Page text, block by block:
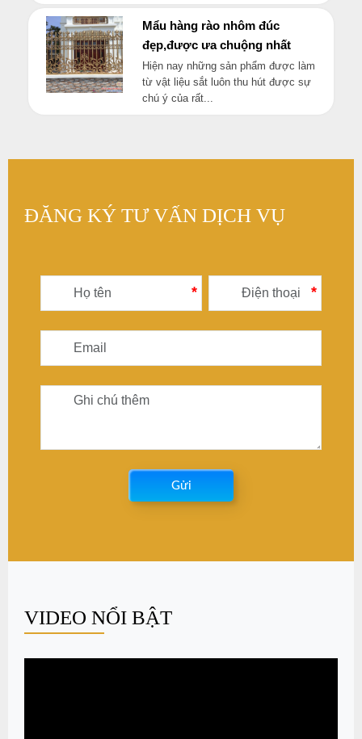
Mẩu hàng rào nhôm đúc
đẹp,được ưa chuộng nhất
Hiện nay những sản phẩm được làm
từ vật liệu sắt luôn thu hút được sự
chú ý của rất...
ĐĂNG KÝ TƯ VẤN DỊCH VỤ
* *
Gửi
VIDEO NỔI BẬT